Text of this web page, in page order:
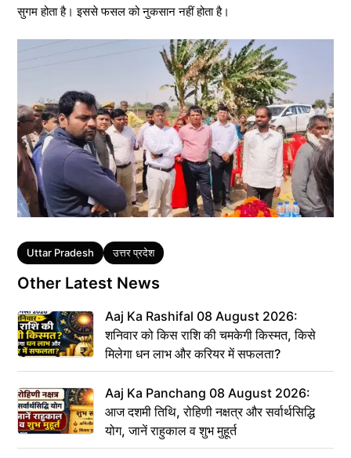
सुगम होता है। इससे फसल को नुकसान नहीं होता है।
Tags
Uttar Pradesh उत्तर प्रदेश
Other Latest News
Aaj Ka Rashifal 08 August 2026:
शनिवार को किस राशि की चमकेगी किस्मत, किसे
मिलेगा धन लाभ और करियर में सफलता?
Aaj Ka Panchang 08 August 2026:
आज दशमी तिथि, रोहिणी नक्षत्र और सर्वार्थसिद्धि
योग, जानें राहुकाल व शुभ मुहूर्त